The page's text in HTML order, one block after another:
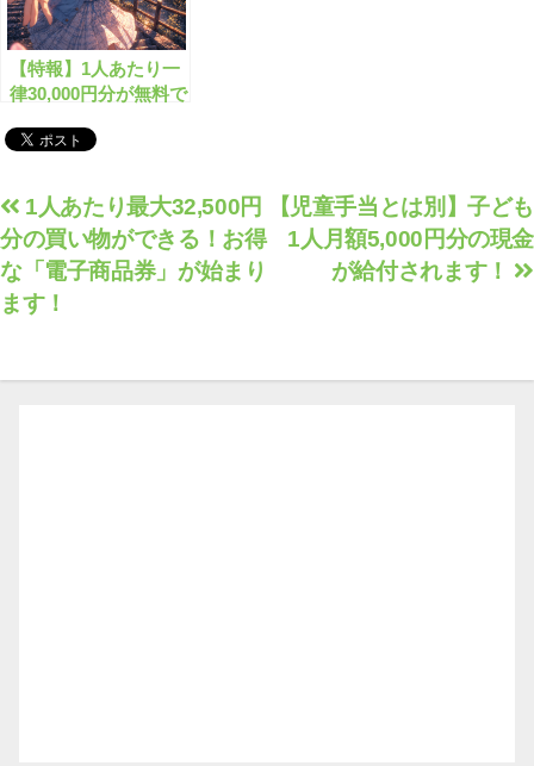
【特報】1人あたり一
律30,000円分が無料で
投
稿
ナ
ビ
【児童手当とは別】子ども
1人月額5,000円分の現金
が給付されます！
1人あたり最大32,500円
分の買い物ができる！お得
な「電子商品券」が始まり
ます！